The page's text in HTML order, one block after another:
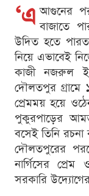
‘এ আগুনের
বাজাতে
উদিত হতে
নিয়ে এভাবেই
কাজী নজরুল
দৌলতপুর গ্রামে
প্রেমময় হয়ে
পুকুরপাড়ের
বসেই তিনি
দৌলতপুরের
নার্গিসের
সরকারি উদ্যোগের